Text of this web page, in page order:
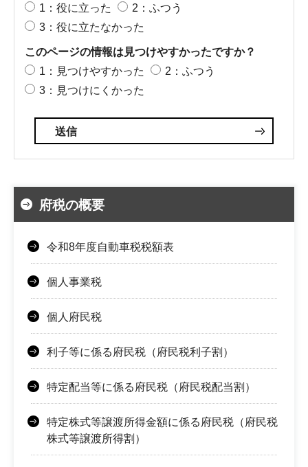
1：役に立った
2：ふつう
3：役に立たなかった
このページの情報は見つけやすかったですか？
1：見つけやすかった
2：ふつう
3：見つけにくかった
府税の概要
令和8年度自動車税税額表
個人事業税
個人府民税
利子等に係る府民税（府民税利子割）
特定配当等に係る府民税（府民税配当割）
特定株式等譲渡所得金額に係る府民税（府民税
株式等譲渡所得割）